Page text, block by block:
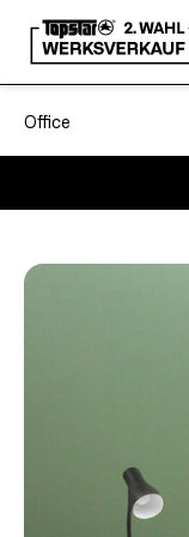
Office